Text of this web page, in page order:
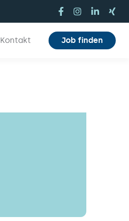
Kontakt Job finden